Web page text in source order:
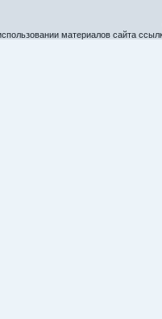
материалов сайта